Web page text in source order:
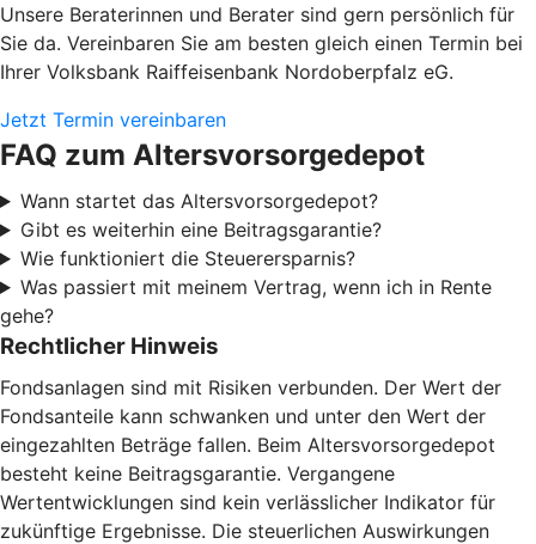
Unsere Beraterinnen und Berater sind gern persönlich für
Sie da. Vereinbaren Sie am besten gleich einen Termin bei
Ihrer Volksbank Raiffeisenbank Nordoberpfalz eG.
Jetzt Termin vereinbaren
FAQ zum Altersvorsorgedepot
Wann startet das Altersvorsorgedepot?
Gibt es weiterhin eine Beitragsgarantie?
Wie funktioniert die Steuerersparnis?
Was passiert mit meinem Vertrag, wenn ich in Rente
gehe?
Rechtlicher Hinweis
Fondsanlagen sind mit Risiken verbunden. Der Wert der
Fondsanteile kann schwanken und unter den Wert der
eingezahlten Beträge fallen. Beim Altersvorsorgedepot
besteht keine Beitragsgarantie. Vergangene
Wertentwicklungen sind kein verlässlicher Indikator für
zukünftige Ergebnisse. Die steuerlichen Auswirkungen